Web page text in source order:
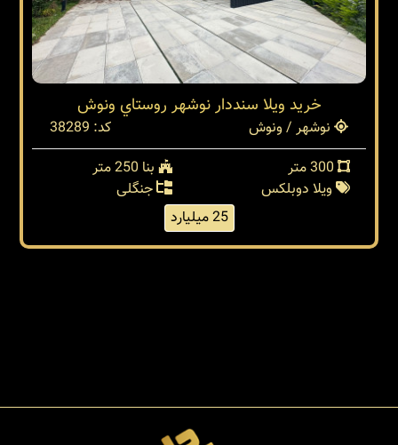
خرید ویلا سنددار نوشهر روستاي ونوش
نوشهر / ونوش
کد: 38289
بنا 250 متر
ویلا دوبلکس
جنگلی
25 میلیارد